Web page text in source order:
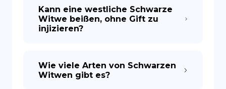
Kann eine westliche Schwarze
Witwe beißen, ohne Gift zu
injizieren?
Wie viele Arten von Schwarzen
Witwen gibt es?